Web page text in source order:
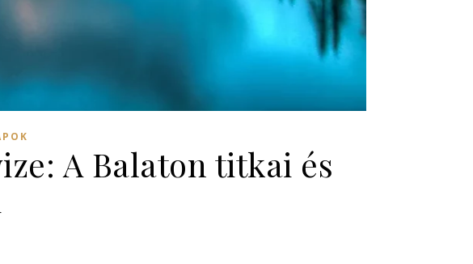
A Balaton titkai és